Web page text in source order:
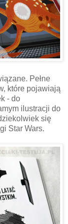
Pełne
które pojawiają
- do
ilustracji do
się
Star Wars.